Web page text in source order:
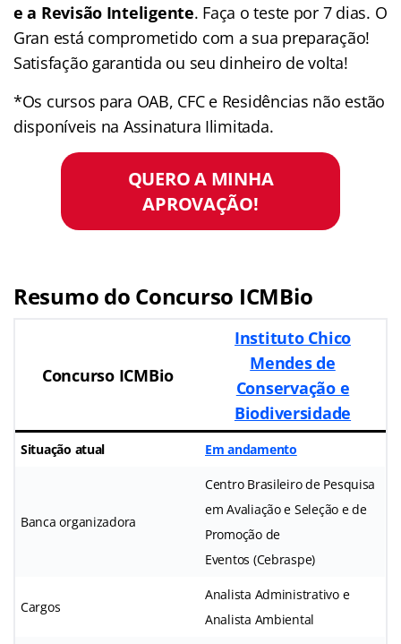
e a Revisão Inteligente. Faça o teste por 7 dias. O
Gran está comprometido com a sua preparação!
Satisfação garantida ou seu dinheiro de volta!
*Os cursos para OAB, CFC e Residências não estão
disponíveis na Assinatura Ilimitada.
QUERO A MINHA
APROVAÇÃO!
Resumo do Concurso ICMBio
Concurso ICMBio
Instituto Chico
Mendes de
Conservação e
Biodiversidade
Situação atual Em andamento
Banca organizadora
Centro Brasileiro de Pesquisa
em Avaliação e Seleção e de
Promoção de
Eventos (Cebraspe)
Cargos
Analista Administrativo e
Analista Ambiental